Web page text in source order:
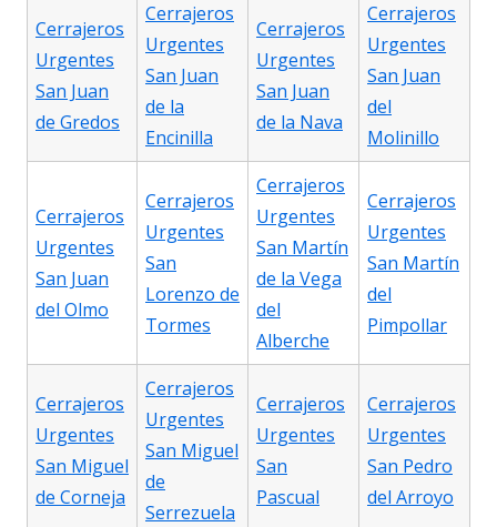
Cerrajeros
Urgentes
San Juan
de Gredos
Cerrajeros
Urgentes
San Juan
de la
Encinilla
Cerrajeros
Urgentes
San Juan
de la Nava
Cerrajeros
Urgentes
San Juan
del
Molinillo
Cerrajeros
Urgentes
San Juan
del Olmo
Cerrajeros
Urgentes
San
Lorenzo de
Tormes
Cerrajeros
Urgentes
San Martín
de la Vega
del
Alberche
Cerrajeros
Urgentes
San Martín
del
Pimpollar
Cerrajeros
Urgentes
San Miguel
de Corneja
Cerrajeros
Urgentes
San Miguel
de
Serrezuela
Cerrajeros
Urgentes
San
Pascual
Cerrajeros
Urgentes
San Pedro
del Arroyo